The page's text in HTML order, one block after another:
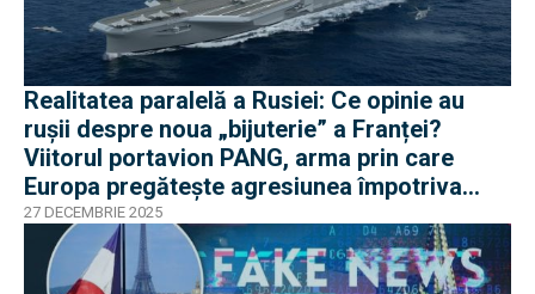
Realitatea paralelă a Rusiei: Ce opinie au
rușii despre noua „bijuterie” a Franței?
Viitorul portavion PANG, arma prin care
Europa pregătește agresiunea împotriva
Rusiei
27 DECEMBRIE 2025